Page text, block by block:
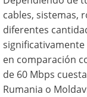
cables, sistemas,
diferentes
en comparación
de 60 Mbps
Rumania o